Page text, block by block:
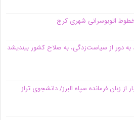
به دور از سیاست‌زدگی، به صلاح کشور بیندیشد
زبان فرمانده سپاه البرز/ دانشجوی تراز